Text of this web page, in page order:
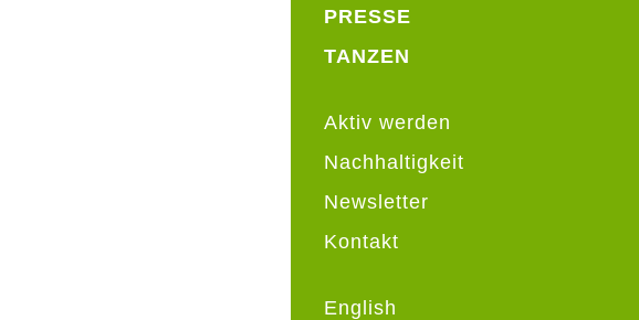
PRESSE
TANZEN
Aktiv werden
Nachhaltigkeit
Newsletter
Kontakt
English